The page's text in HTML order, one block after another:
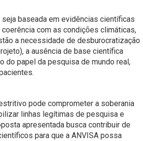
baseada em evidências científicas
com as condições climáticas,
a necessidade de desburocratização
a ausência de base científica
do papel da pesquisa de mundo real,
pode comprometer a soberania
linhas legítimas de pesquisa e
apresentada busca contribuir de
para que a ANVISA possa